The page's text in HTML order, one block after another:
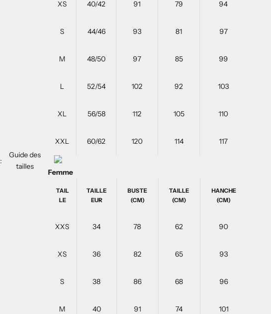
Guide des
tailles
XS 40/42 91 79 94
S 44/46 93 81 97
M 48/50 97 85 99
L 52/54 102 92 103
XL 56/58 112 105 110
XXL 60/62 120 114 117
Femme
TAIL
LE
TAILLE
EUR
BUSTE
(CM)
TAILLE
(CM)
HANCHE
(CM)
XXS 34 78 62 90
XS 36 82 65 93
S 38 86 68 96
M 40 91 74 101